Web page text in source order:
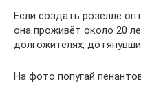
Если создать розелле
она проживёт около 20
долгожителях,
На фото попугай